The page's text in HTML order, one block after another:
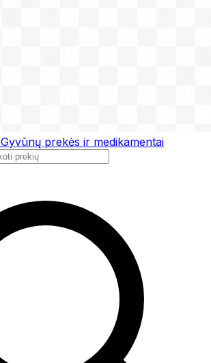
Gyvūnų prekės ir medikamentai